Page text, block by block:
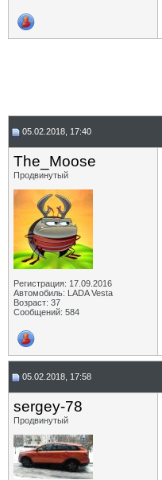
05.02.2018, 17:40
The_Moose
Продвинутый
Регистрация: 17.09.2016
Автомобиль: LADA Vesta
Возраст: 37
Сообщений: 584
05.02.2018, 17:58
sergey-78
Продвинутый